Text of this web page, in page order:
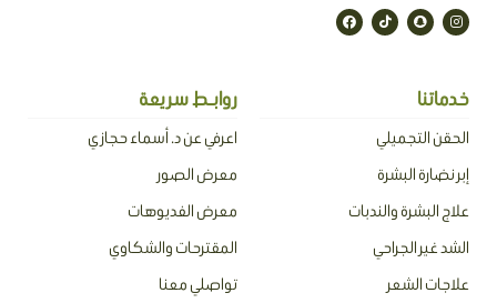
I
n
s
a
S
n
a
a
t
T
i
k
F
a
c
خدماتنا
الحقن التجميلي
إبر نضارة البشرة
علاج البشرة والندبات
الشد غير الجراحي
علاجات الشعر
روابـط سريعة
اعرفي عن د. أسماء حجازي
معرض الصور
معرض الفديوهات
المقترحات والشكاوي
تواصلي معنا